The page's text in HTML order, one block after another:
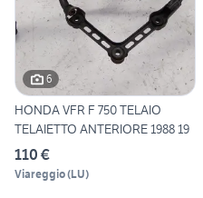
6
HONDA VFR F 750 TELAIO
TELAIETTO ANTERIORE 1988 19
110 €
Viareggio(LU)